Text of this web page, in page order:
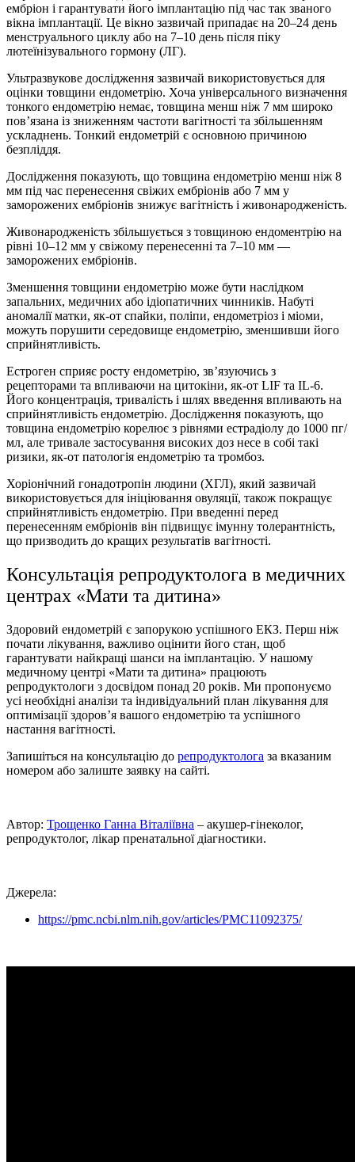
ембріон і гарантувати його імплантацію під час так званого
вікна імплантації. Це вікно зазвичай припадає на 20–24 день
менструального циклу або на 7–10 день після піку
лютеїнізувального гормону (ЛГ).
Ультразвукове дослідження зазвичай використовується для
оцінки товщини ендометрію. Хоча універсального визначення
тонкого ендометрію немає, товщина менш ніж 7 мм широко
пов’язана із зниженням частоти вагітності та збільшенням
ускладнень. Тонкий ендометрій є основною причиною
безпліддя.
Дослідження показують, що товщина ендометрію менш ніж 8
мм під час перенесення свіжих ембріонів або 7 мм у
заморожених ембріонів знижує вагітність і живонародженість.
Живонародженість збільшується з товщиною ендоментрiю на
рівні 10–12 мм у свіжому перенесенні та 7–10 мм —
заморожених ембріонів.
Зменшення товщини ендометрію може бути наслідком
запальних, медичних або ідіопатичних чинників. Набуті
аномалії матки, як-от спайки, поліпи, ендометріоз і міоми,
можуть порушити середовище ендометрію, зменшивши його
сприйнятливість.
Естроген сприяє росту ендометрію, зв’язуючись з
рецепторами та впливаючи на цитокіни, як-от LIF та IL-6.
Його концентрація, тривалість і шлях введення впливають на
сприйнятливість ендометрію. Дослідження показують, що
товщина ендометрiю корелює з рівнями естрадіолу до 1000 пг/
мл, але тривале застосування високих доз несе в собі такі
ризики, як-от патологія ендометрію та тромбоз.
Хоріонічний гонадотропін людини (ХГЛ), який зазвичай
використовується для ініціювання овуляції, також покращує
сприйнятливість ендометрію. При введенні перед
перенесенням ембріонів він підвищує імунну толерантність,
що призводить до кращих результатів вагітності.
Консультацiя репродуктолога в медичних
центрах «Мати та дитина»
Здоровий ендометрій є запорукою успішного ЕКЗ. Перш ніж
почати лікування, важливо оцінити його стан, щоб
гарантувати найкращі шанси на імплантацію. У нашому
медичному центрі «Мати та дитина» працюють
репродуктологи з досвiдом понад 20 років. Ми пропонуємо
усі необхідні аналізи та індивідуальний план лікування для
оптимізації здоров’я вашого ендометрію та успішного
настання вагiтностi.
Запишіться на консультацію до репродуктолога за вказаним
номером або залиште заявку на сайті.
Автор: Трощенко Ганна Віталіївна – акушер-гінеколог,
репродуктолог, лікар пренатальної діагностики.
Джерела:
https://pmc.ncbi.nlm.nih.gov/articles/PMC11092375/